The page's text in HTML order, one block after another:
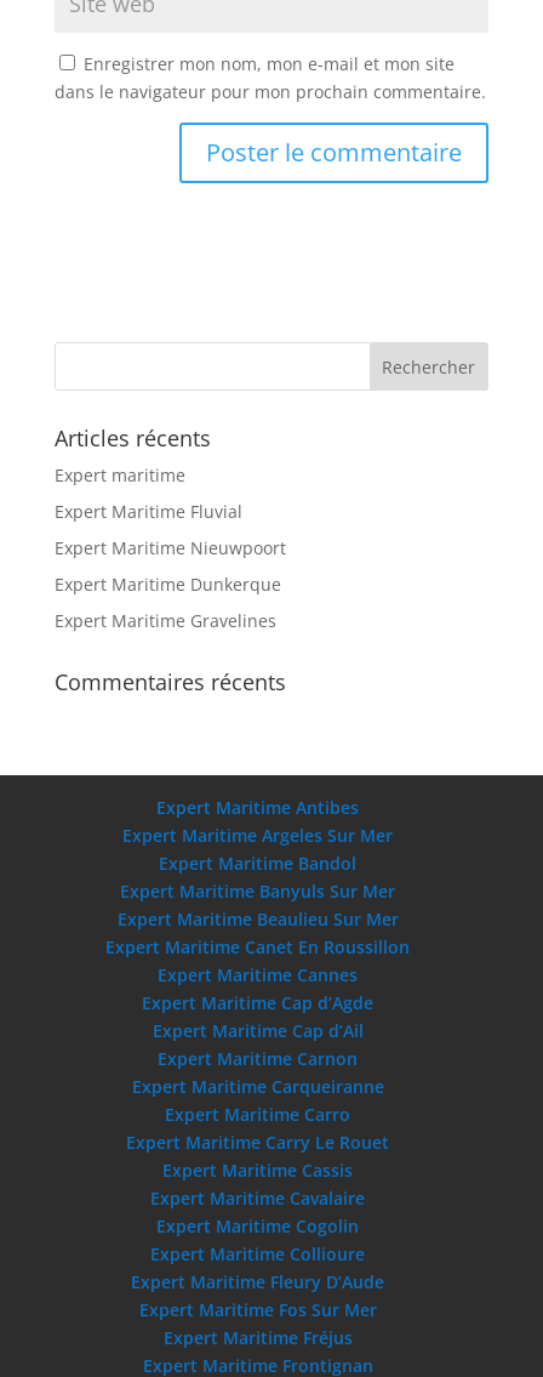
Enregistrer mon nom, mon e-mail et mon site
dans le navigateur pour mon prochain commentaire.
Articles récents
Expert maritime
Expert Maritime Fluvial
Expert Maritime Nieuwpoort
Expert Maritime Dunkerque
Expert Maritime Gravelines
Commentaires récents
Expert Maritime Antibes
Expert Maritime Argeles Sur Mer
Expert Maritime Bandol
Expert Maritime Banyuls Sur Mer
Expert Maritime Beaulieu Sur Mer
Expert Maritime Canet En Roussillon
Expert Maritime Cannes
Expert Maritime Cap d’Agde
Expert Maritime Cap d’Ail
Expert Maritime Carnon
Expert Maritime Carqueiranne
Expert Maritime Carro
Expert Maritime Carry Le Rouet
Expert Maritime Cassis
Expert Maritime Cavalaire
Expert Maritime Cogolin
Expert Maritime Collioure
Expert Maritime Fleury D’Aude
Expert Maritime Fos Sur Mer
Expert Maritime Fréjus
Expert Maritime Frontignan